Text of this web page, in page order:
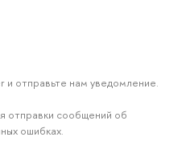
отправьте нам уведомление.
отправки сообщений об
ошибках.